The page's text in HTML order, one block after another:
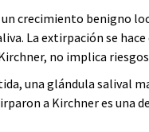
crecimiento benigno
La extirpación se
no implica
una glándula salival
a Kirchner es una